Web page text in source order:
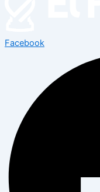
Facebook